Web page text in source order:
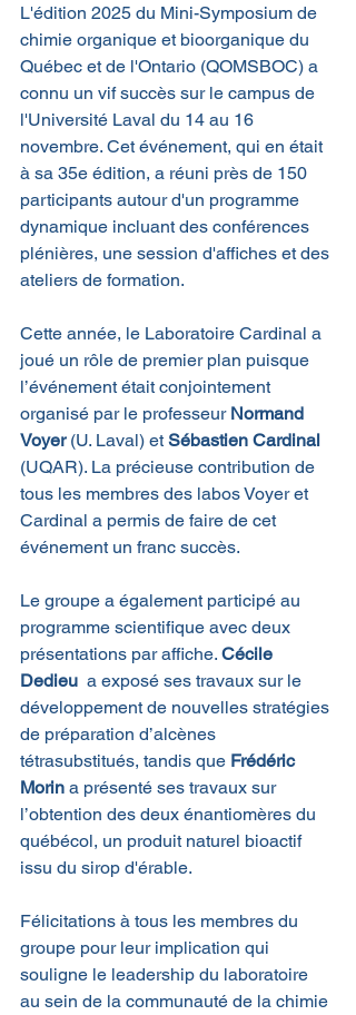
L'édition 2025 du Mini-Symposium de
chimie organique et bioorganique du
Québec et de l'Ontario (QOMSBOC) a
connu un vif succès sur le campus de
l'Université Laval du 14 au 16
novembre. Cet événement, qui en était
à sa 35e édition, a réuni près de 150
participants autour d'un programme
dynamique incluant des conférences
plénières, une session d'affiches et des
ateliers de formation.
Cette année, le Laboratoire Cardinal a
joué un rôle de premier plan puisque
l’événement était conjointement
organisé par le professeur Normand
Voyer (U. Laval) et Sébastien Cardinal
(UQAR). La précieuse contribution de
tous les membres des labos Voyer et
Cardinal a permis de faire de cet
événement un franc succès.
Le groupe a également participé au
programme scientifique avec deux
présentations par affiche. Cécile
Dedieu a exposé ses travaux sur le
développement de nouvelles stratégies
de préparation d’alcènes
tétrasubstitués, tandis que Frédéric
Morin a présenté ses travaux sur
l’obtention des deux énantiomères du
québécol, un produit naturel bioactif
issu du sirop d'érable.
Félicitations à tous les membres du
groupe pour leur implication qui
souligne le leadership du laboratoire
au sein de la communauté de la chimie